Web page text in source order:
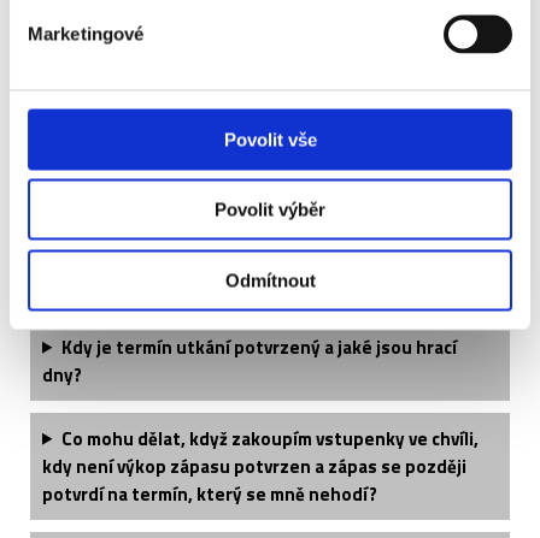
Marketingové
Povolit vše
Povolit výběr
Odmítnout
Jaké si mohu vzít oblečení?
Tento produkt kupuji jako dárek, bylo by možné
vystavit dárkový poukaz?
Kdy je termín utkání potvrzený a jaké jsou hrací
dny?
Co mohu dělat, když zakoupím vstupenky ve chvíli,
kdy není výkop zápasu potvrzen a zápas se později
potvrdí na termín, který se mně nehodí?